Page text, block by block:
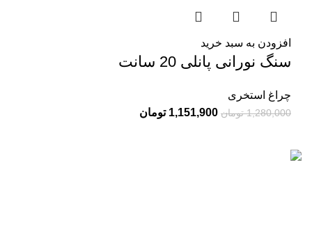
افزودن به سبد خرید
سنگ نورانی پانلی 20 سانت
چراغ استخری
1,280,000 تومان 1,151,900 تومان